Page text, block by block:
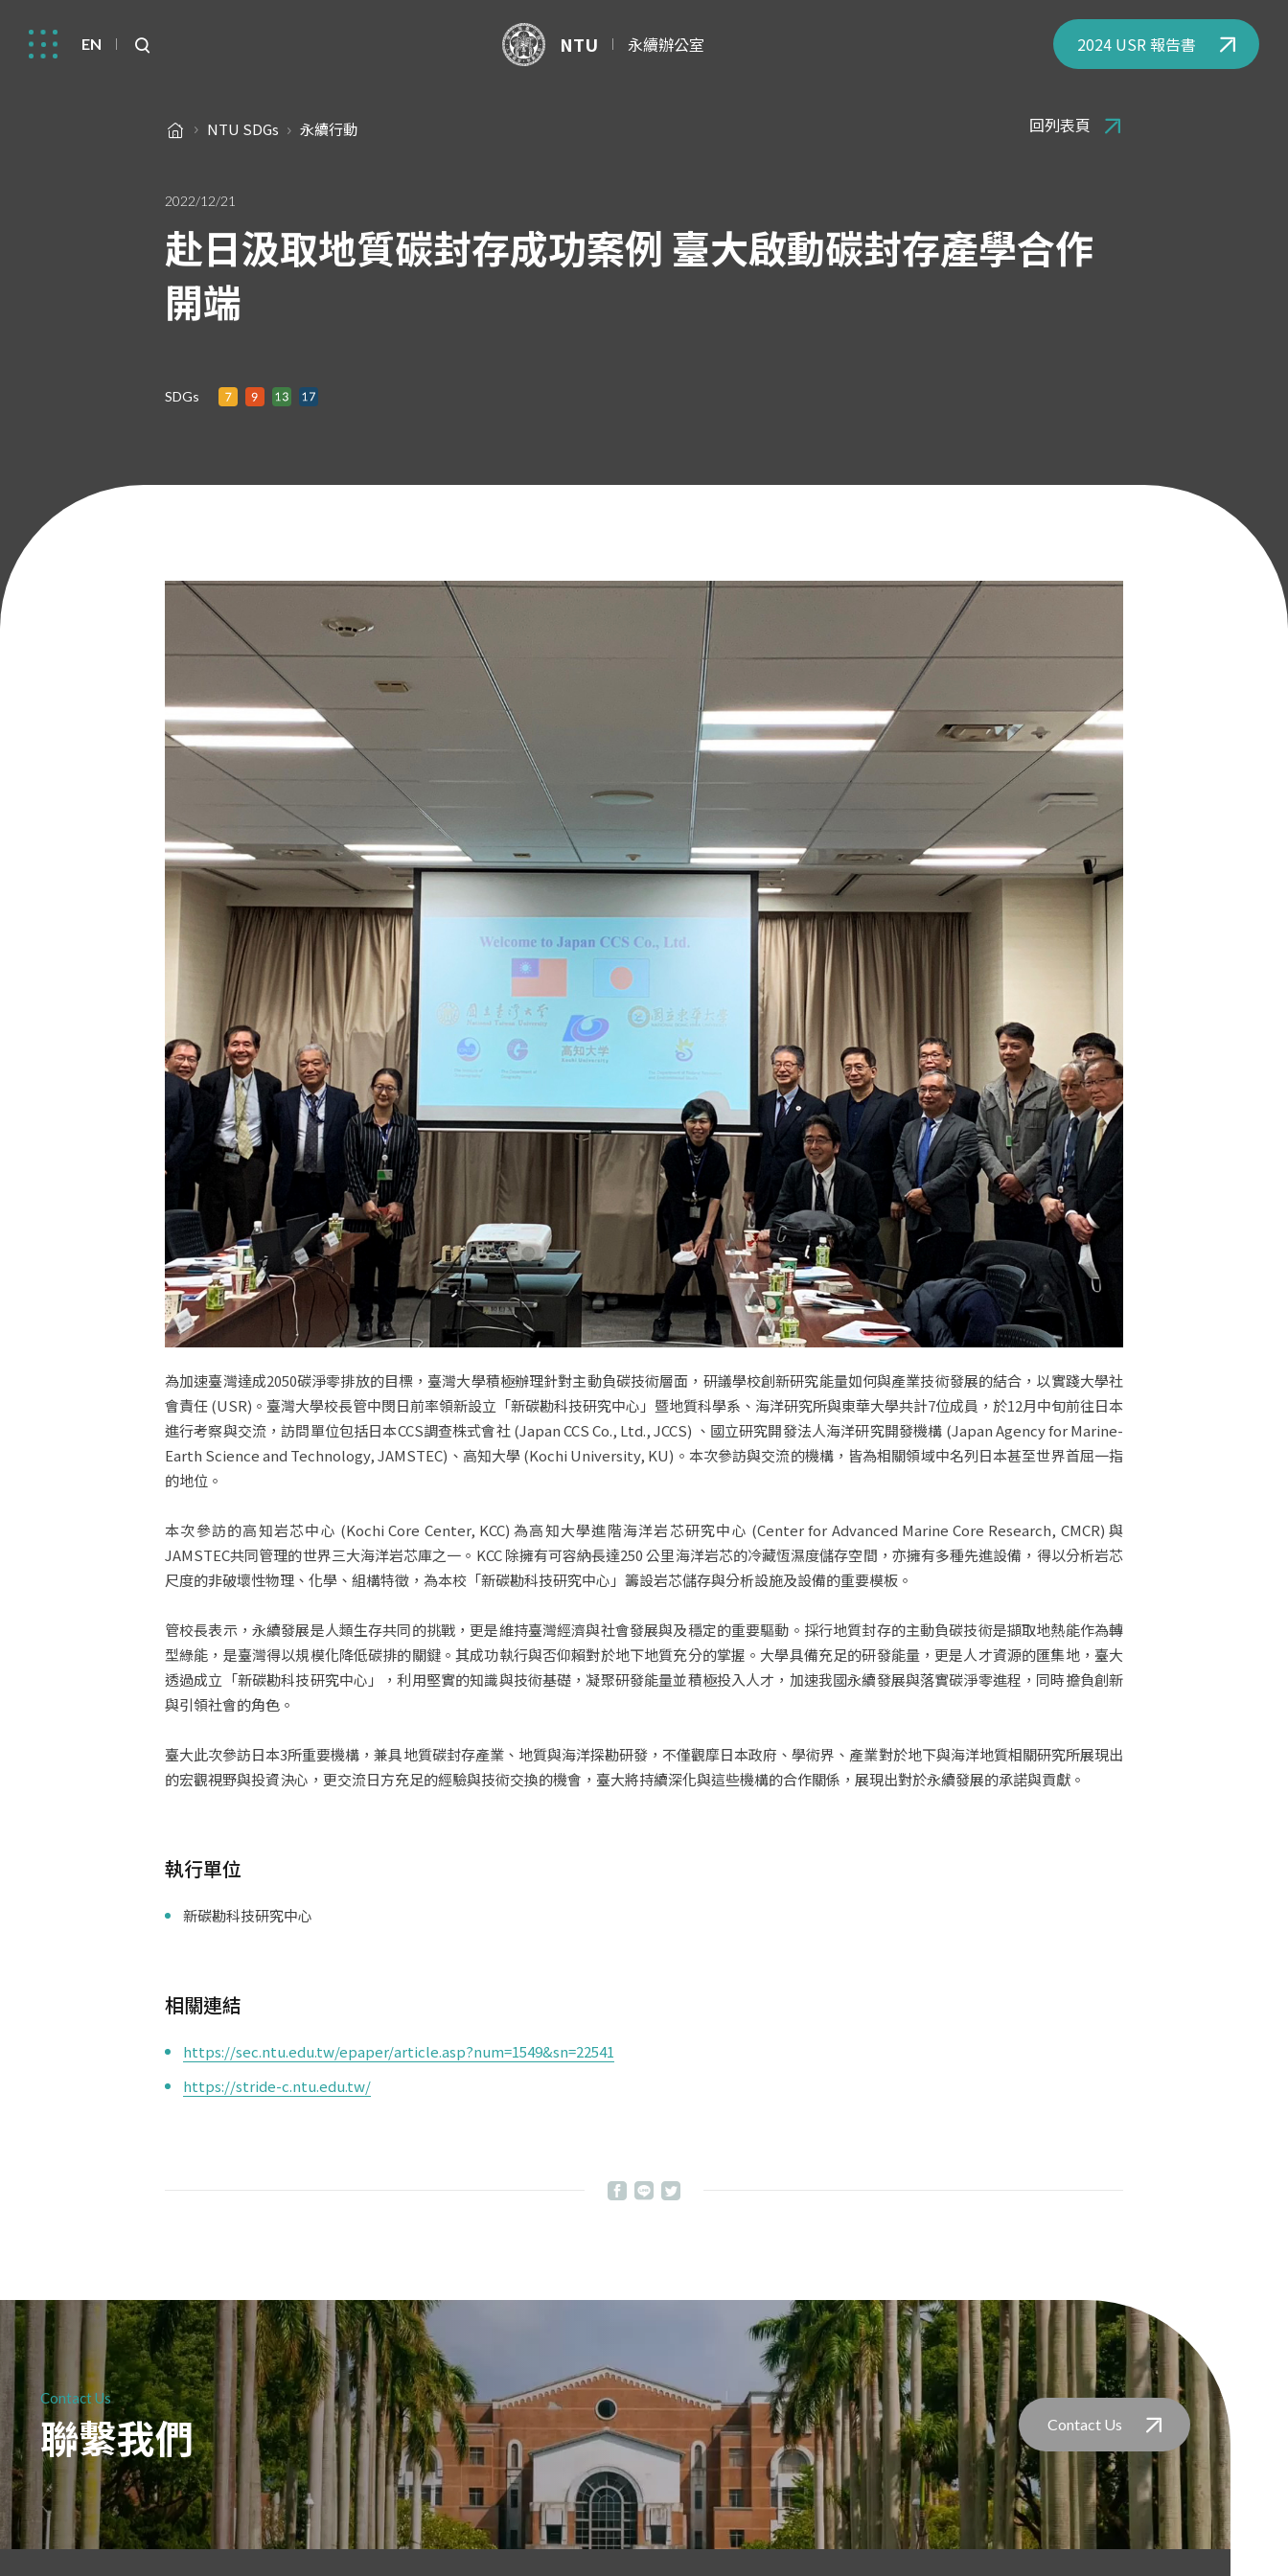
EN NTU 永續辦公室 2024 USR 報告書
NTU SDGs 永續行動 回列表頁
2022/12/21
赴日汲取地質碳封存成功案例 臺大啟動碳封存產學合作
開端
SDGs
為加速臺灣達成2050碳淨零排放的目標，臺灣大學積極辦理針對主動負碳技術層面，研議學校創新研究能量如何與產業技術發展的結合，以實踐大學社
會責任 (USR)。臺灣大學校長管中閔日前率領新設立「新碳勘科技研究中心」暨地質科學系、海洋研究所與東華大學共計7位成員，於12月中旬前往日本
進行考察與交流，訪問單位包括日本CCS調查株式會社 (Japan CCS Co., Ltd., JCCS) 、國立研究開發法人海洋研究開發機構 (Japan Agency for Marine-
Earth Science and Technology, JAMSTEC)、高知大學 (Kochi University, KU)。本次參訪與交流的機構，皆為相關領域中名列日本甚至世界首屈一指
的地位。
本次參訪的高知岩芯中心 (Kochi Core Center, KCC) 為高知大學進階海洋岩芯研究中心 (Center for Advanced Marine Core Research, CMCR) 與
JAMSTEC共同管理的世界三大海洋岩芯庫之一。KCC 除擁有可容納長達250 公里海洋岩芯的冷藏恆濕度儲存空間，亦擁有多種先進設備，得以分析岩芯
尺度的非破壞性物理、化學、組構特徵，為本校「新碳勘科技研究中心」籌設岩芯儲存與分析設施及設備的重要模板。
管校長表示，永續發展是人類生存共同的挑戰，更是維持臺灣經濟與社會發展與及穩定的重要驅動。採行地質封存的主動負碳技術是擷取地熱能作為轉
型綠能，是臺灣得以規模化降低碳排的關鍵。其成功執行與否仰賴對於地下地質充分的掌握。大學具備充足的研發能量，更是人才資源的匯集地，臺大
透過成立「新碳勘科技研究中心」，利用堅實的知識與技術基礎，凝聚研發能量並積極投入人才，加速我國永續發展與落實碳淨零進程，同時擔負創新
與引領社會的角色。
臺大此次參訪日本3所重要機構，兼具地質碳封存產業、地質與海洋探勘研發，不僅觀摩日本政府、學術界、產業對於地下與海洋地質相關研究所展現出
的宏觀視野與投資決心，更交流日方充足的經驗與技術交換的機會，臺大將持續深化與這些機構的合作關係，展現出對於永續發展的承諾與貢獻。
執行單位
新碳勘科技研究中心
相關連結
https://sec.ntu.edu.tw/epaper/article.asp?num=1549&sn=22541
https://stride-c.ntu.edu.tw/
Contact Us
聯繫我們 Contact Us